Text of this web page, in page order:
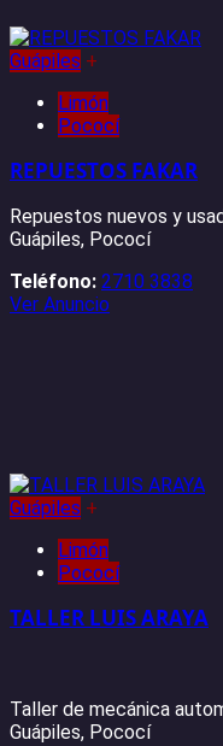
Guápiles +
Limón
Pococí
REPUESTOS FAKAR
Repuestos nuevos y
Guápiles, Pococí
Teléfono: 2710 3838
Ver Anuncio
Guápiles +
Limón
Pococí
TALLER LUIS ARAYA
Taller de mecánica
Guápiles, Pococí